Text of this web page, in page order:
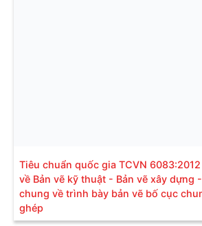
Tiêu chuẩn quốc gia TCVN 6083:2012
về Bản vẽ kỹ thuật - Bản vẽ xây dựng
chung về trình bày bản vẽ bố cục
ghép